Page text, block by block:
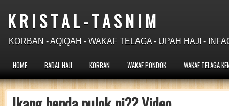
K R I S T A L - T A S N I M
KORBAN - AQIQAH - WAKAF TELAGA - UPAH HAJI -
HOME BADAL HAJI KORBAN WAKAF PONDOK WAKAF TELAGA